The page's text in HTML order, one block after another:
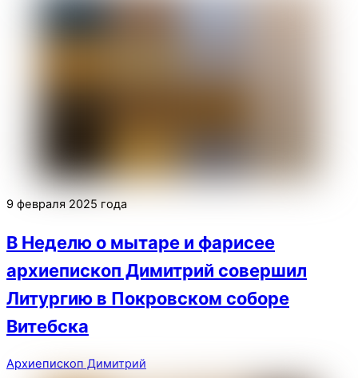
9 февраля 2025 года
В Неделю о мытаре и фарисее
архиепископ Димитрий совершил
Литургию в Покровском соборе
Витебска
Архиепископ Димитрий